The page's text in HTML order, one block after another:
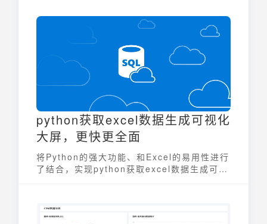
应用场景，助您快速上手，选择最适合自己的
python获取excel数据生成可视化
大屏，更快更全面
将Python的强大功能、和Excel的易用性进行
了结合，实现python获取excel数据生成可视